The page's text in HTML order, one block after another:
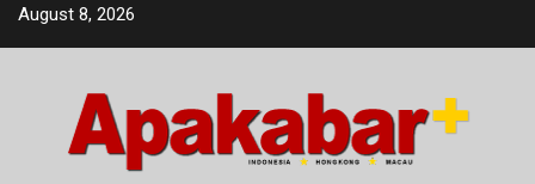
SkipAugust 8, 2026